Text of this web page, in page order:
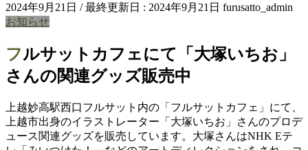
2024年9月21日 / 最終更新日 : 2024年9月21日 furusatto_admin
お知らせ
フルサットカフェにて「大塚いちお」
さんの関連グッズ販売中
上越妙高駅西口フルサット内の「フルサットカフェ」にて、
上越市出身のイラストレーター「大塚いちお」さんのプロデ
ュース関連グッズを販売しています。大塚さんはNHK Eテ